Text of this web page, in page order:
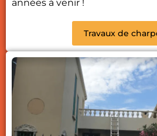
années à venir !
Travaux de